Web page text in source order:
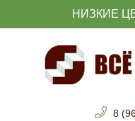
НИЗКИЕ
8